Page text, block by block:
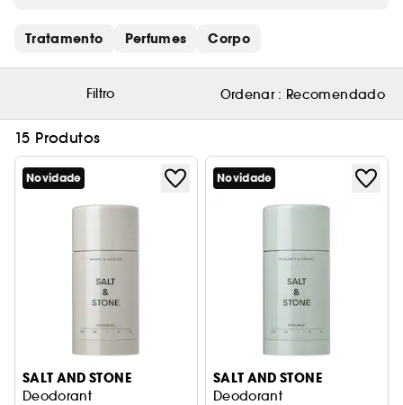
Saltar os links rápidos
Tratamento Perfumes Corpo
Filtro Ordenar : Recomendado
15 Produtos
Novidade
SALT AND STONE
Deodorant
Novidade
SALT AND STONE
Deodorant